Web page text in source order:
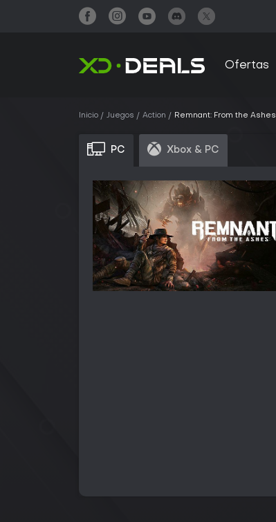
Ofertas
Inicio Juegos Action Remnant: From the Ashes
PC Xbox & PC